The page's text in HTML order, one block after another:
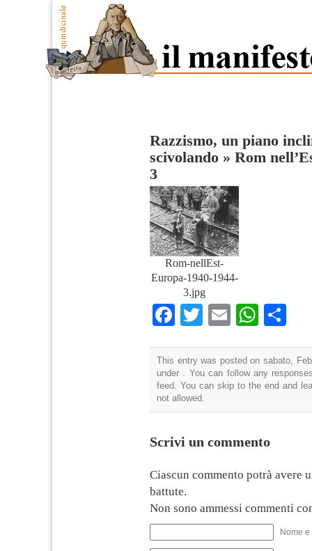
Razzismo, un piano
scivolando » Rom
3
Rom-nellEst-
Europa-1940-1944-
3.jpg
Facebook
TwitterEmail
This entry was posted on sabato,
under . You can follow any
feed. You can skip to the end and
not allowed.
Scrivi un commento
Ciascun commento potrà avere
battute.
Non sono ammessi commenti
Nome